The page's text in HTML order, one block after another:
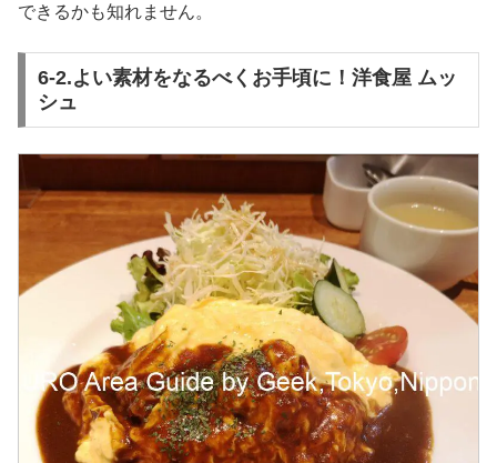
できるかも知れません。
6-2.よい素材をなるべくお手頃に！洋食屋 ムッ
シュ